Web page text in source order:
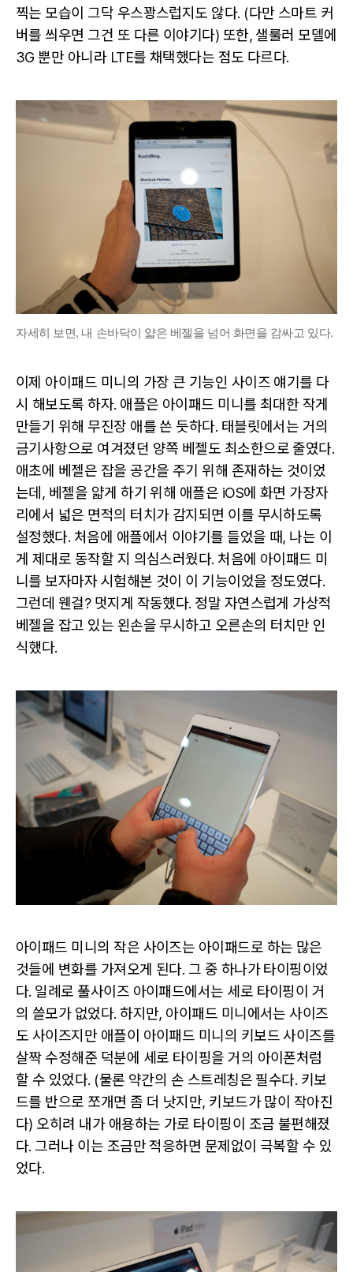
찍는 모습이 그닥 우스꽝스럽지도 않다. (다만 스마트 커
버를 씌우면 그건 또 다른 이야기다) 또한, 샐룰러 모델에
3G 뿐만 아니라 LTE를 채택했다는 점도 다르다.
자세히 보면, 내 손바닥이 얇은 베젤을 넘어 화면을 감싸고 있다.
이제 아이패드 미니의 가장 큰 기능인 사이즈 얘기를 다
시 해보도록 하자. 애플은 아이패드 미니를 최대한 작게
만들기 위해 무진장 애를 쓴 듯하다. 태블릿에서는 거의
금기사항으로 여겨졌던 양쪽 베젤도 최소한으로 줄였다.
애초에 베젤은 잡을 공간을 주기 위해 존재하는 것이었
는데, 베젤을 얇게 하기 위해 애플은 iOS에 화면 가장자
리에서 넓은 면적의 터치가 감지되면 이를 무시하도록
설정했다. 처음에 애플에서 이야기를 들었을 때, 나는 이
게 제대로 동작할 지 의심스러웠다. 처음에 아이패드 미
니를 보자마자 시험해본 것이 이 기능이었을 정도였다.
그런데 웬걸? 멋지게 작동했다. 정말 자연스럽게 가상적
베젤을 잡고 있는 왼손을 무시하고 오른손의 터치만 인
식했다.
아이패드 미니의 작은 사이즈는 아이패드로 하는 많은
것들에 변화를 가져오게 된다. 그 중 하나가 타이핑이었
다. 일례로 풀사이즈 아이패드에서는 세로 타이핑이 거
의 쓸모가 없었다. 하지만, 아이패드 미니에서는 사이즈
도 사이즈지만 애플이 아이패드 미니의 키보드 사이즈를
살짝 수정해준 덕분에 세로 타이핑을 거의 아이폰처럼
할 수 있었다. (물론 약간의 손 스트레칭은 필수다. 키보
드를 반으로 쪼개면 좀 더 낫지만, 키보드가 많이 작아진
다) 오히려 내가 애용하는 가로 타이핑이 조금 불편해졌
다. 그러나 이는 조금만 적응하면 문제없이 극복할 수 있
었다.